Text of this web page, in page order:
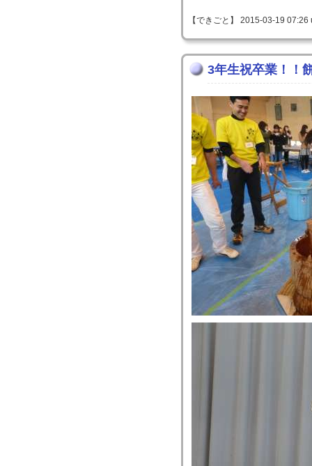
【できごと】 2015-03-19
3年生祝卒業！！